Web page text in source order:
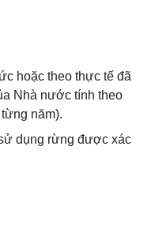
hoặc theo thực tế đã
Nhà nước tính theo
năm).
dụng rừng được xác